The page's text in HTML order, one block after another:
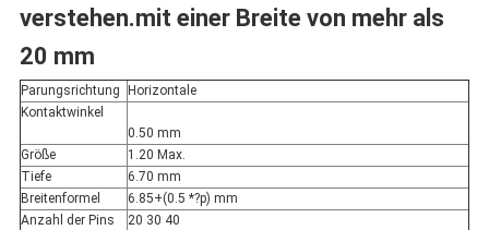
verstehen.mit einer Breite von mehr als
20 mm
Parungsrichtung
Horizontale
Kontaktwinkel
0.50 mm
Größe
1.20 Max.
Tiefe
6.70 mm
Breitenformel
6.85+(0.5 *?p) mm
Anzahl der Pins
20 30 40